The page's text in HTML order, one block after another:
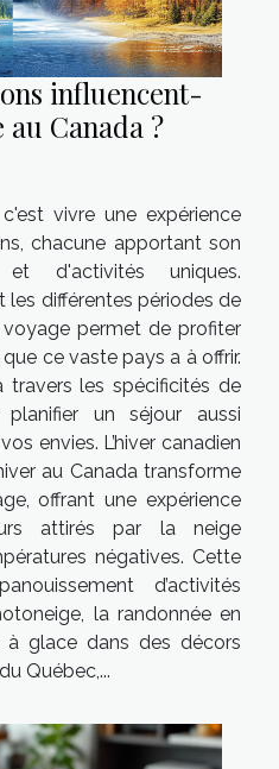
influencent-
au Canada ?
vivre une expérience
chacune apportant son
d'activités uniques.
différentes périodes de
permet de profiter
ce vaste pays a à offrir.
travers les spécificités de
un séjour aussi
envies. L’hiver canadien
au Canada transforme
offrant une expérience
attirés par la neige
négatives. Cette
d’activités
la randonnée en
glace dans des décors
Québec,...